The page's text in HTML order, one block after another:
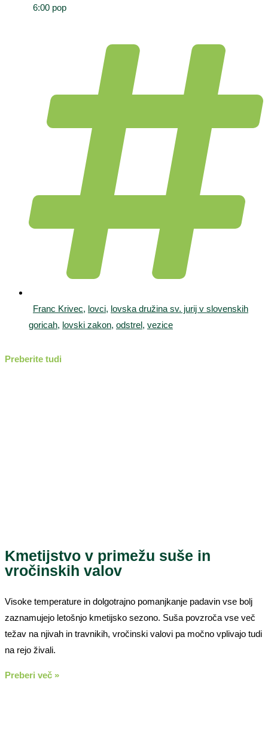
6:00 pop
Franc Krivec, lovci, lovska družina sv. jurij v slovenskih
goricah, lovski zakon, odstrel, vezice
Preberite tudi
Kmetijstvo v primežu suše in
vročinskih valov
Visoke temperature in dolgotrajno pomanjkanje padavin vse bolj
zaznamujejo letošnjo kmetijsko sezono. Suša povzroča vse več
težav na njivah in travnikih, vročinski valovi pa močno vplivajo tudi
na rejo živali.
Preberi več »